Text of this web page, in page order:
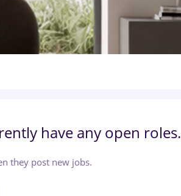
have any open roles.
they post new jobs.